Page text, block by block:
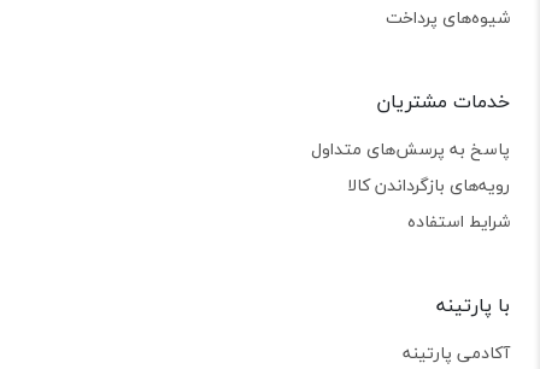
شیوه‌های پرداخت
خدمات مشتریان
پاسخ به پرسش‌های متداول
رویه‌های بازگرداندن کالا
شرایط استفاده
با پارتینه
آکادمی پارتینه